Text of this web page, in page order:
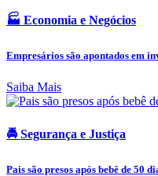
🏭 Economia e Negócios
Empresários são apontados em
Saiba Mais
🚔 Segurança e Justiça
Pais são presos após bebê de 50